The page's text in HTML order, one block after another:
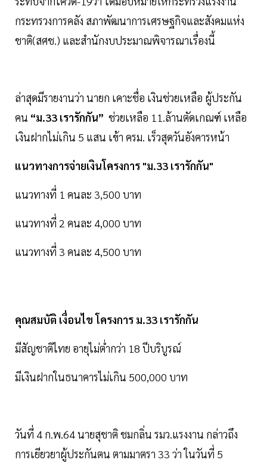
กระทรวงการคลัง สภาพัฒนาการเศรษฐกิจและสังคมแห่ง
ชาติ(สศช.) และสำนักงบประมาณพิจารณาเรื่องนี้
ล่าสุดมีรายงานว่า นายก เคาะชื่อ เงินช่วยเหลือ ผู้ประกัน
คน “ม.33 เรารักกัน” ช่วยเหลือ 11.ล้านตัดเกณฑ์ เหลือ
เงินฝากไม่เกิน 5 แสน เข้า ครม. เร็วสุดวันอังคารหน้า
แนวทางการจ่ายเงินโครงการ "ม.33 เรารักกัน"
แนวทางที่ 1 คนละ 3,500 บาท
แนวทางที่ 2 คนละ 4,000 บาท
แนวทางที่ 3 คนละ 4,500 บาท
คุณสมบัติ เงื่อนไข โครงการ ม.33 เรารักกัน
มีสัญชาติไทย อายุไม่ต่ำกว่า 18 ปีบริบูรณ์
มีเงินฝากในธนาคารไม่เกิน 500,000 บาท
วันที่ 4 ก.พ.64 นายสุชาติ ชมกลิ่น รมว.แรงงาน กล่าวถึง
การเยียวยาผู้ประกันตน ตามมาตรา 33 ว่า ในวันที่ 5